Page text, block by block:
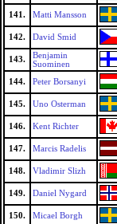
141. Matti Mansson
142. David Smid
143.
Benjamin
Suominen
144. Peter Borsanyi
145. Uno Osterman
146. Kent Richter
147. Marcis Radelis
148. Vladimir Slizh
149. Daniel Nygard
150. Micael Borgh